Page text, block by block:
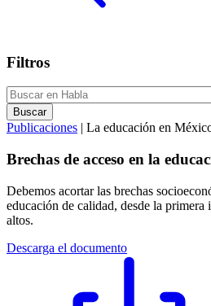
Filtros
Publicaciones | La educación en
Brechas de acceso en la
Debemos acortar las brechas
educación de calidad, desde la primera
altos.
Descarga el documento